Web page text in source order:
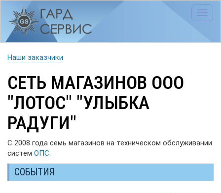
Наши заказчики
СЕТЬ МАГАЗИНОВ ООО
"ЛОТОС" "УЛЫБКА
РАДУГИ"
С 2008 года семь магазинов на техническом обслуживании
системОПС.
СОБЫТИЯ